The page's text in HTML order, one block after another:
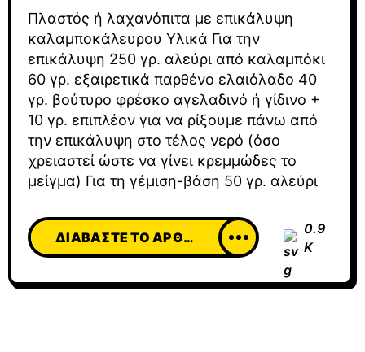
Πλαστός ή λαχανόπιτα με επικάλυψη
καλαμποκάλευρου Υλικά Για την
επικάλυψη 250 γρ. αλεύρι από καλαμπόκι
60 γρ. εξαιρετικά παρθένο ελαιόλαδο 40
γρ. βούτυρο φρέσκο αγελαδινό ή γίδινο +
10 γρ. επιπλέον για να ρίξουμε πάνω από
την επικάλυψη στο τέλος νερό (όσο
χρειαστεί ώστε να γίνει κρεμμώδες το
μείγμα) Για τη γέμιση-βάση 50 γρ. αλεύρι
ΔΙΑΒΆΣΤΕ ΤΟ ΆΡΘΡΟ
0.9
K